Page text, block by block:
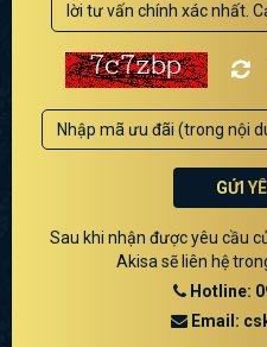
GỬI
Sau khi nhận được yêu cầu
Akisa sẽ liên hệ
Hotline:
Email: